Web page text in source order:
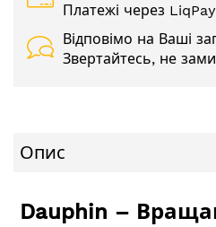
Платежі через LiqPay
Відповімо на Ваші
Звертайтесь, не
Опис
Dauphin –